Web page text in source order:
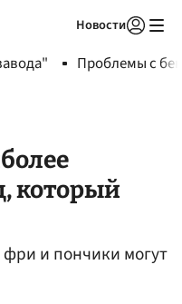
Новости
Проблемы с
который
и пончики могут